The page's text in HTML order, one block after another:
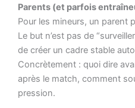
Parents (et parfois
Pour les mineurs, un parent
Le but n’est pas de
de créer un cadre stable
Concrètement : quoi dire
après le match, comment
pression.